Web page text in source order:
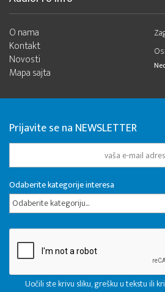
O nama
Kontakt
Novosti
Mapa sajta
Prijavite se na NEWSLETTER
Odaberite kategorije interesa
Odaberite kategoriju...
Uočili ste krivu sliku, grešku u tekstu ili